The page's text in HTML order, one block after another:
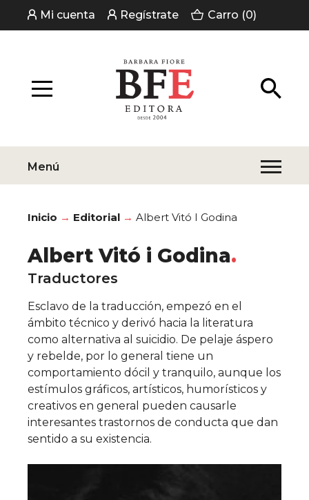
Mi cuenta Regístrate Carro (0)
Menú
Inicio Editorial Albert Vitó I Godina
Albert Vitó i Godina
Traductores
Esclavo de la traducción, empezó en el
ámbito técnico y derivó hacia la literatura
como alternativa al suicidio. De pelaje áspero
y rebelde, por lo general tiene un
comportamiento dócil y tranquilo, aunque los
estímulos gráficos, artísticos, humorísticos y
creativos en general pueden causarle
interesantes trastornos de conducta que dan
sentido a su existencia.